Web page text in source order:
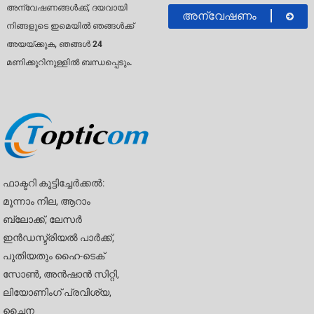
അന്വേഷണങ്ങൾക്ക്, ദയവായി
നിങ്ങളുടെ ഇമെയിൽ ഞങ്ങൾക്ക്
അയയ്ക്കുക, ഞങ്ങൾ 24
മണിക്കൂറിനുള്ളിൽ ബന്ധപ്പെടും.
അന്വേഷണം
ഫാക്ടറി കൂട്ടിച്ചേർക്കൽ:
മൂന്നാം നില, ആറാം
ബ്ലോക്ക്, ലേസർ
ഇൻഡസ്ട്രിയൽ പാർക്ക്,
പുതിയതും ഹൈ-ടെക്
സോൺ, അൻഷാൻ സിറ്റി,
ലിയോണിംഗ് പ്രവിശ്യ,
ചൈന